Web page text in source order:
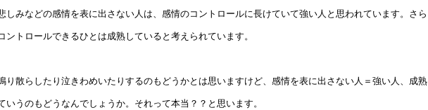
しみなどの感情を表に出さない人は、感情のコントロールに長けていて強い人と思われています。さら
ントロールできるひとは成熟していると考えられています。
り散らしたり泣きわめいたりするのもどうかとは思いますけど、感情を表に出さない人＝強い人、成熟
いうのもどうなんでしょうか。それって本当？？と思います。